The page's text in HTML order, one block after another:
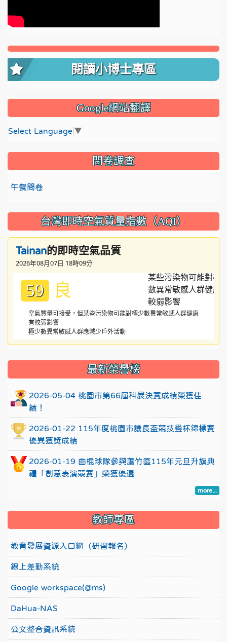
閱讀小博士專區
Google網站翻譯
Select Language ▼
問卷調查
午餐問卷
台灣即時空氣質量指數（AQI）
Tainan的即時空氣品質
2026年08月07日 18時09分
59 良
空氣質量可接受，但某些污染物可能對極少數異常敏感人群健康
有較弱影響
極少數異常敏感人群應減少戶外活動
::: 最新榮譽榜
2026-05-04 桃園市第66屆科展決賽成績榮獲佳
績！
2026-01-22 115年度桃園市議長盃競技疊杯錦標賽
優異獲獎成績
2026-01-19 曲棍球隊參與蘆竹區115年元旦升旗典
禮「創意表演競賽」榮獲優選
more...
教師專區
教育發展資源入口網（研習報名）
線上差勤系統
Google workspace(@ms)
DaHua-NAS
公文整合資訊系統